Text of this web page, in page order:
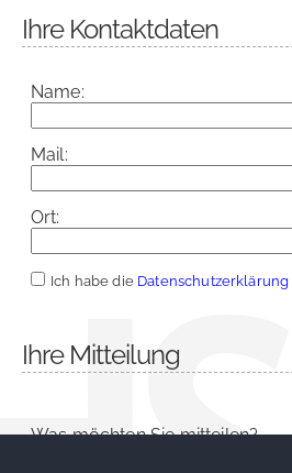
Ihre Kontaktdaten
Name:
Mail:
Ort:
Ich habe die Datenschutzerklärung
Ihre Mitteilung
Was möchten Sie mitteilen?